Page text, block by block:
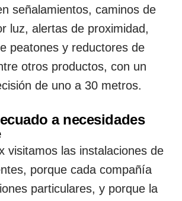
señalamientos, caminos de
luz, alertas de proximidad,
peatones y reductores de
otros productos, con un
de uno a 30 metros.
a necesidades
visitamos las instalaciones de
porque cada compañía
particulares, y porque la